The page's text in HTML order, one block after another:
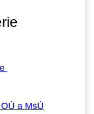
a MsÚ